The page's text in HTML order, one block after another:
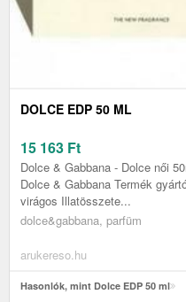
DOLCE EDP 50 ML
15 163 Ft
Dolce & Gabbana - Dolce női
Dolce & Gabbana Termék
virágos Illatösszete...
dolce&gabbana, parfüm
arukereso.hu
Hasonlók, mint Dolce EDP 50 ml